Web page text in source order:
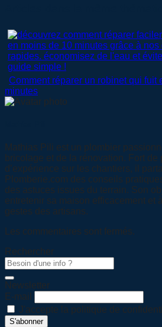
Comment réparer un robinet qui fuit
minutes
Mathias Pili est un plombier
bricolage et de la rénovation. Fort de
d’expérience sur les chantiers, il
Plomberie.com des conseils
des astuces issues du terrain. Son
entretenir sa maison efficacement et
gestes des artisans.
Les commentaires sont fermés.
Rechercher
Newsletter
E-mail
J'accepte la politique de